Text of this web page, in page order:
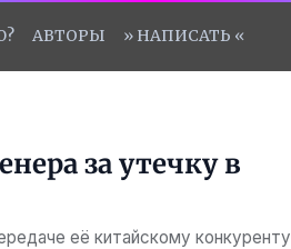
АВТОРЫ » НАПИСАТЬ «
за утечку в
её китайскому конкуренту